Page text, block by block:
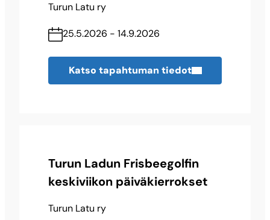
Turun Latu ry
25.5.2026 - 14.9.2026
Katso tapahtuman tiedot
Turun Ladun Frisbeegolfin
keskiviikon päiväkierrokset
Turun Latu ry